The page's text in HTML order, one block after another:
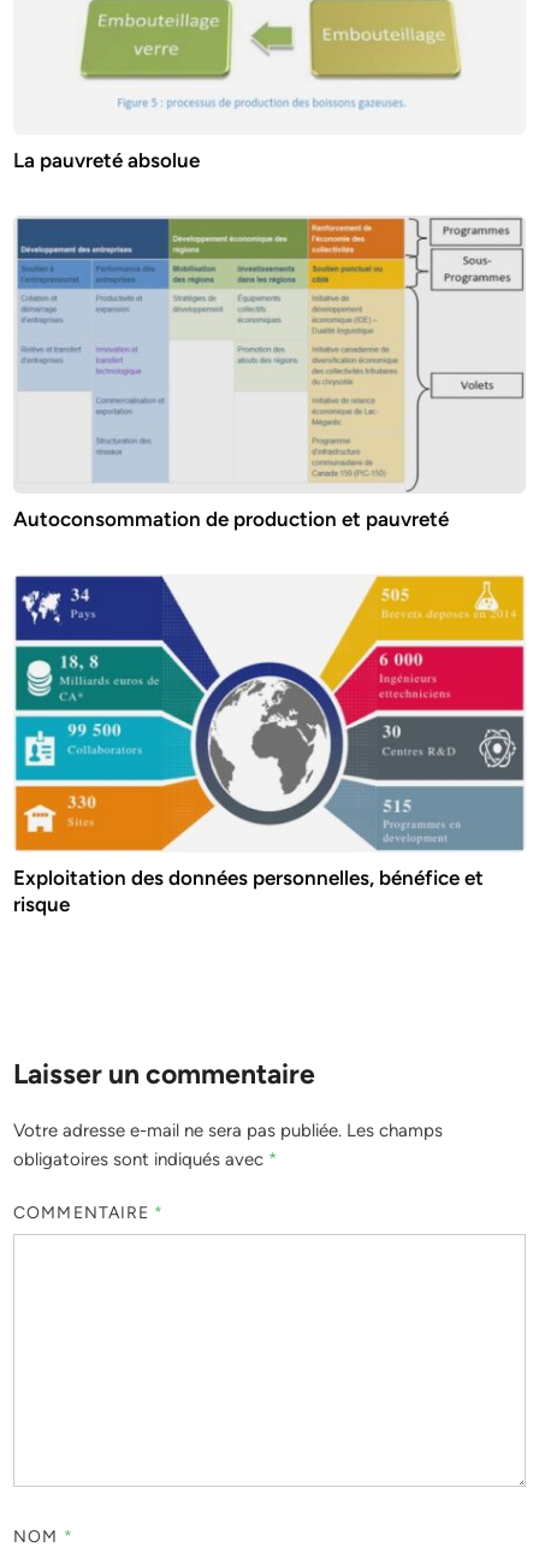
La pauvreté absolue
Autoconsommation de production et pauvreté
Exploitation des données personnelles, bénéfice et
risque
Laisser un commentaire
Votre adresse e-mail ne sera pas publiée. Les champs
obligatoires sont indiqués avec *
COMMENTAIRE *
NOM *